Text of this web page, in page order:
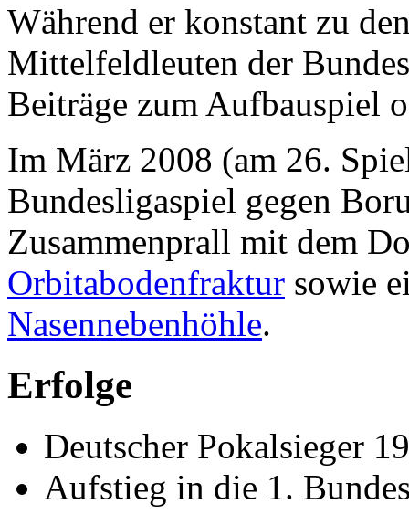
Während er konstant zu
Mittelfeldleuten der
Beiträge zum Aufbauspiel
Im März 2008 (am 26.
Bundesligaspiel gegen
Zusammenprall mit dem
Orbitabodenfraktur sowie
Nasennebenhöhle.
Erfolge
Deutscher Pokalsieger
Aufstieg in die 1.